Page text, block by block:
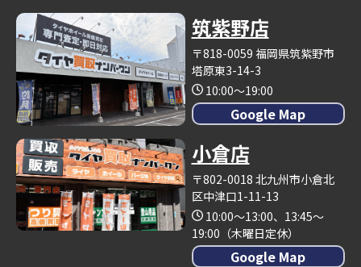
筑紫野店
〒818-0059 福岡県筑紫野市
塔原東3-14-3
10:00～19:00
Google Map
小倉店
〒802-0018 北九州市小倉北
区中津口1-11-13
10:00～13:00、13:45～
19:00（木曜日定休）
Google Map